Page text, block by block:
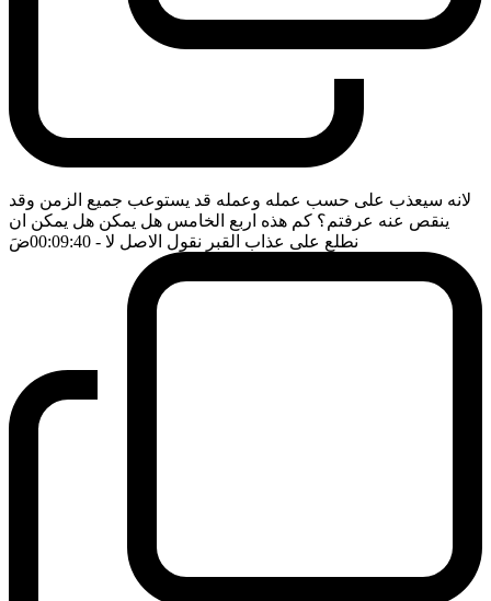
لانه سيعذب على حسب عمله وعمله قد يستوعب جميع الزمن وقد
ينقص عنه عرفتم؟ كم هذه اربع الخامس هل يمكن هل يمكن ان
نطلع على عذاب القبر نقول الاصل لا - 00:09:40 ضَ